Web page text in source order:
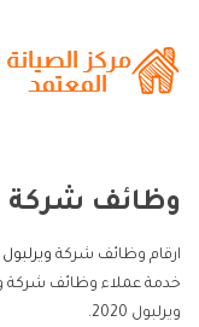
وظائف شركة
ارقام وظائف شركة ويرلبول
ويرلبول 2020.